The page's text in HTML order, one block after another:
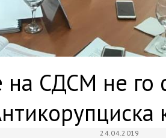
на СДСМ не го
24.04.2019